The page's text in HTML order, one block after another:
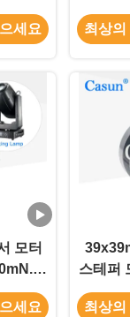
세요
최상의
모터
을 받
세요
스테퍼
최상의